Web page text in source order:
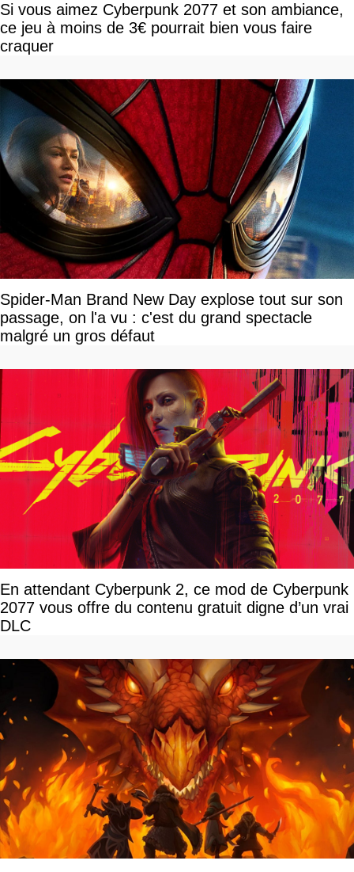
Si vous aimez Cyberpunk 2077 et son ambiance,
ce jeu à moins de 3€ pourrait bien vous faire
craquer
Spider-Man Brand New Day explose tout sur son
passage, on l'a vu : c'est du grand spectacle
malgré un gros défaut
En attendant Cyberpunk 2, ce mod de Cyberpunk
2077 vous offre du contenu gratuit digne d’un vrai
DLC